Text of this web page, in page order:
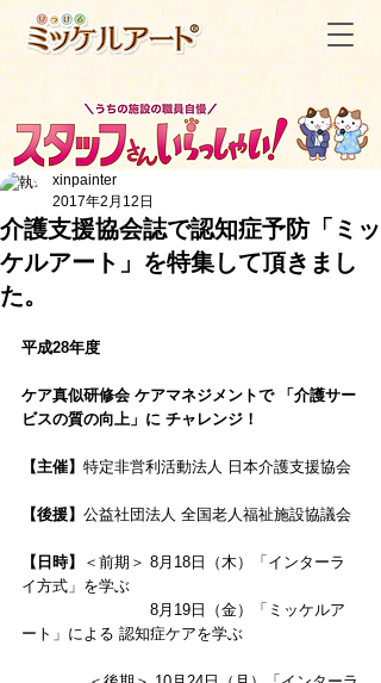
介護支援協会誌で認知症予防「ミッ
ケルアート」を特集して頂きまし
た。
xinpainter
2017年2月12日
平成28年度
ケア真似研修会 ケアマネジメントで 「介護サー
ビスの質の向上」に チャレンジ！
【主催】 特定非営利活動法人 日本介護支援協会
【後援】 公益社団法人 全国老人福祉施設協議会
【日時】
＜前期＞ 8月18日（木）「インターラ
イ方式」を学ぶ
8月19日（金）「ミッケルア
ート」による 認知症ケアを学ぶ